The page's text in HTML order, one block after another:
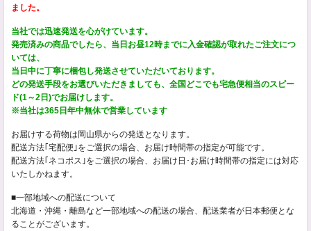
ました。
当社では迅速発送を心がけています。
発売済みの商品でしたら、当日お昼12時までに入金確認が取れたご注文につ
いては、
当日中に丁寧に梱包し発送させていただいております。
どの発送手段をお選びいただきましても、全国どこでも宅急便相当のスピー
ド(1～2日)でお届けします。
※当社は365日年中無休で営業しています
お届けする荷物は岡山県からの発送となります。
配送方法｢宅配便｣をご選択の場合、お届け時間帯の指定が可能です。
配送方法｢ネコポス｣をご選択の場合、お届け日･お届け時間帯の指定には対応
いたしかねます。
■一部地域への配送について
北海道・沖縄・離島など一部地域への配送の場合、配送業者が日本郵便とな
ることがございます。